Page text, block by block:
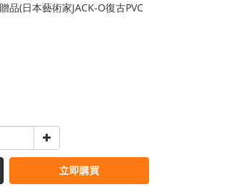
品(日本藝術家JACK-O復古PVC
立即購買